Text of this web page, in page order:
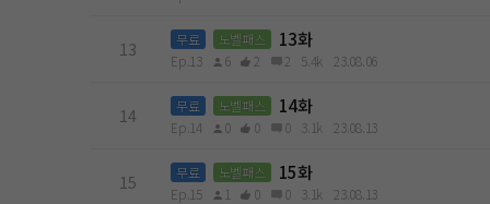
13 무료 노벨패스 13화
Ep.13 6 2 2 5.4k 23.08.06
14 무료 노벨패스 14화
Ep.14 0 0 0 3.1k 23.08.13
15 무료 노벨패스 15화
Ep.15 1 0 0 3.1k 23.08.13